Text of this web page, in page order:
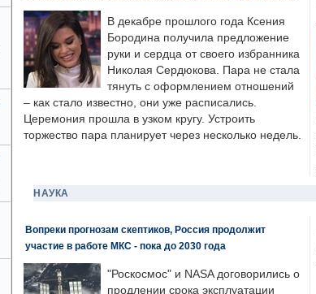
В декабре прошлого года Ксения
Бородина получила предложение
руки и сердца от своего избранника
Николая Сердюкова. Пара не стала
тянуть с оформлением отношений
– как стало известно, они уже расписались.
Церемония прошла в узком кругу. Устроить
торжество пара планирует через несколько недель.
НАУКА
Вопреки прогнозам скептиков, Россия продолжит
участие в работе МКС - пока до 2030 года
"Роскосмос" и NASA договорились о
продлении срока эксплуатации